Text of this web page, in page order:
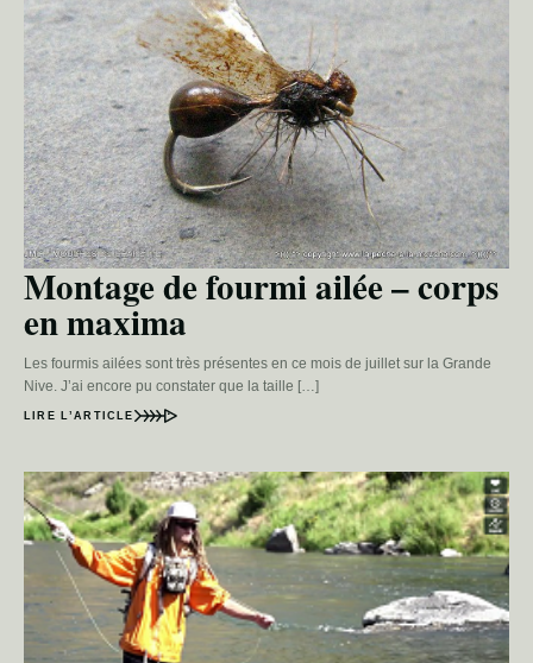
Montage de fourmi ailée – corps
en maxima
Les fourmis ailées sont très présentes en ce mois de juillet sur la Grande
Nive. J’ai encore pu constater que la taille […]
LIRE L’ARTICLE